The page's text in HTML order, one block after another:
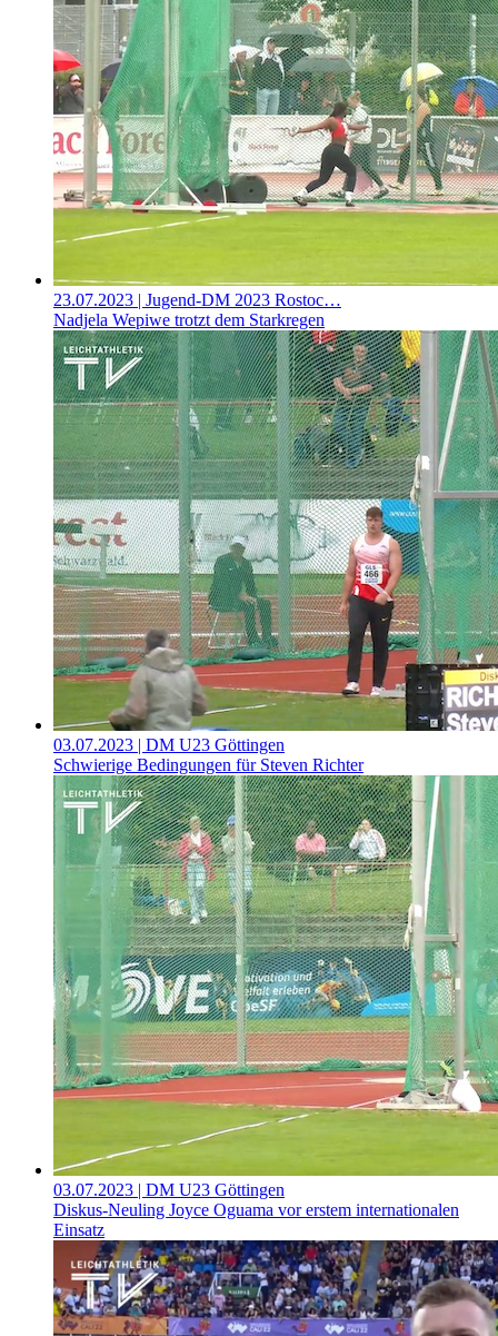
23.07.2023 | Jugend-DM 2023 Rostoc…
Nadjela Wepiwe trotzt dem Starkregen
03.07.2023 | DM U23 Göttingen
Schwierige Bedingungen für Steven Richter
03.07.2023 | DM U23 Göttingen
Diskus-Neuling Joyce Oguama vor erstem internationalen
Einsatz